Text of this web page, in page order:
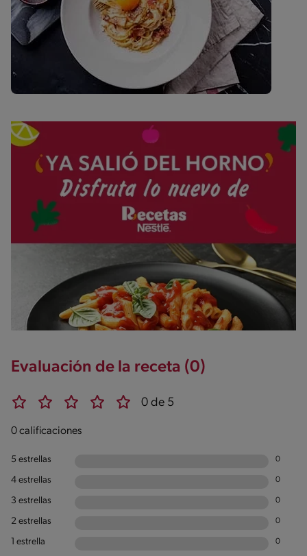
Evaluación de la receta (0)
0 de 5
0 calificaciones
5 estrellas 0
4 estrellas 0
3 estrellas 0
2 estrellas 0
1 estrella 0